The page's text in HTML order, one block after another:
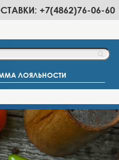
+7(4862)76-06-60
ЛОЯЛЬНОСТИ